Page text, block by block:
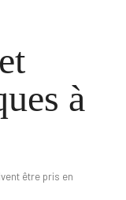
à
être pris en